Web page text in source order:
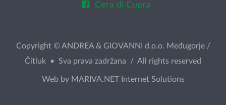
Cera di Cupra
Copyright © ANDREA & GIOVANNI d.o.o. Međugorje /
Čitluk • Sva prava zadržana / All rights reserved
Web by MARIVA.NET Internet Solutions